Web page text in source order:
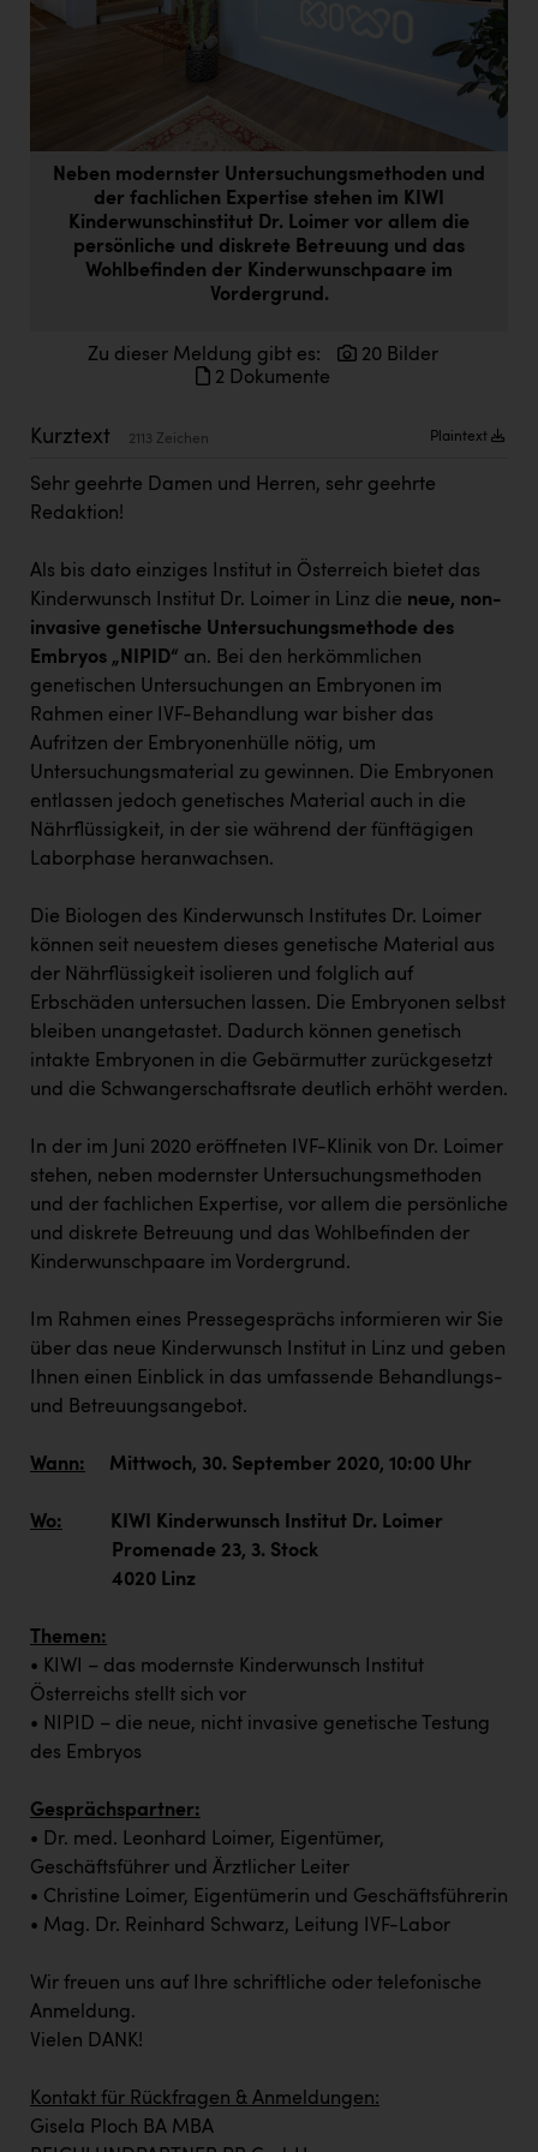
Doppler Gruppe
Firmenradl
Fristads Austria
HIG Infomotion Group
Jane Goodall Institute Austria
Karin Liedl
KIWI Kinderwunsch Institut Dr. Loimer
KLIPP Frisör
Kleider Bauer
Kremsmüller Anlagenbau GmbH
Maximarkt
Oldtimer Raststationen und Motorhotels
Österreichischer Kachelofenverband
Orlen
Passage Linz
PEZ
REMAX
Resch&Frisch
RUBBLE MASTER
Ruderclub Wels
SCRI - Salzburg Cancer Research Institute
Seher + Partner
Smurfit Westrock Nettingsdorf
TGW Logistics
VERITAS
Vier Diamanten
Vorlagenportal
Wir besiegen Krebs
Wirtschaftskammer OÖ
ZGONC
ZULuft - Zukunft Luft Austria
Österreichisches Hebammengremium
Neben modernster Untersuchungsmethoden und
der fachlichen Expertise stehen im KIWI
Kinderwunschinstitut Dr. Loimer vor allem die
persönliche und diskrete Betreuung und das
Wohlbefinden der Kinderwunschpaare im
Vordergrund.
Zu dieser Meldung gibt es:
20 Bilder
2 Dokumente
Kurztext 2113 Zeichen Plaintext
Sehr geehrte Damen und Herren, sehr geehrte
Redaktion!
Als bis dato einziges Institut in Österreich bietet das
Kinderwunsch Institut Dr. Loimer in Linz die neue, non-
invasive genetische Untersuchungsmethode des
Embryos „NIPID“ an. Bei den herkömmlichen
genetischen Untersuchungen an Embryonen im
Rahmen einer IVF-Behandlung war bisher das
Aufritzen der Embryonenhülle nötig, um
Untersuchungsmaterial zu gewinnen. Die Embryonen
entlassen jedoch genetisches Material auch in die
Nährflüssigkeit, in der sie während der fünftägigen
Laborphase heranwachsen.
Die Biologen des Kinderwunsch Institutes Dr. Loimer
können seit neuestem dieses genetische Material aus
der Nährflüssigkeit isolieren und folglich auf
Erbschäden untersuchen lassen. Die Embryonen selbst
bleiben unangetastet. Dadurch können genetisch
intakte Embryonen in die Gebärmutter zurückgesetzt
und die Schwangerschaftsrate deutlich erhöht werden.
In der im Juni 2020 eröffneten IVF-Klinik von Dr. Loimer
stehen, neben modernster Untersuchungsmethoden
und der fachlichen Expertise, vor allem die persönliche
und diskrete Betreuung und das Wohlbefinden der
Kinderwunschpaare im Vordergrund.
Im Rahmen eines Pressegesprächs informieren wir Sie
über das neue Kinderwunsch Institut in Linz und geben
Ihnen einen Einblick in das umfassende Behandlungs-
und Betreuungsangebot.
Wann: Mittwoch, 30. September 2020, 10:00 Uhr
Wo: KIWI Kinderwunsch Institut Dr. Loimer
Promenade 23, 3. Stock
4020 Linz
Themen:
• KIWI – das modernste Kinderwunsch Institut
Österreichs stellt sich vor
• NIPID – die neue, nicht invasive genetische Testung
des Embryos
Gesprächspartner:
• Dr. med. Leonhard Loimer, Eigentümer,
Geschäftsführer und Ärztlicher Leiter
• Christine Loimer, Eigentümerin und Geschäftsführerin
• Mag. Dr. Reinhard Schwarz, Leitung IVF-Labor
Wir freuen uns auf Ihre schriftliche oder telefonische
Anmeldung.
Vielen DANK!
Kontakt für Rückfragen & Anmeldungen:
Gisela Ploch BA MBA